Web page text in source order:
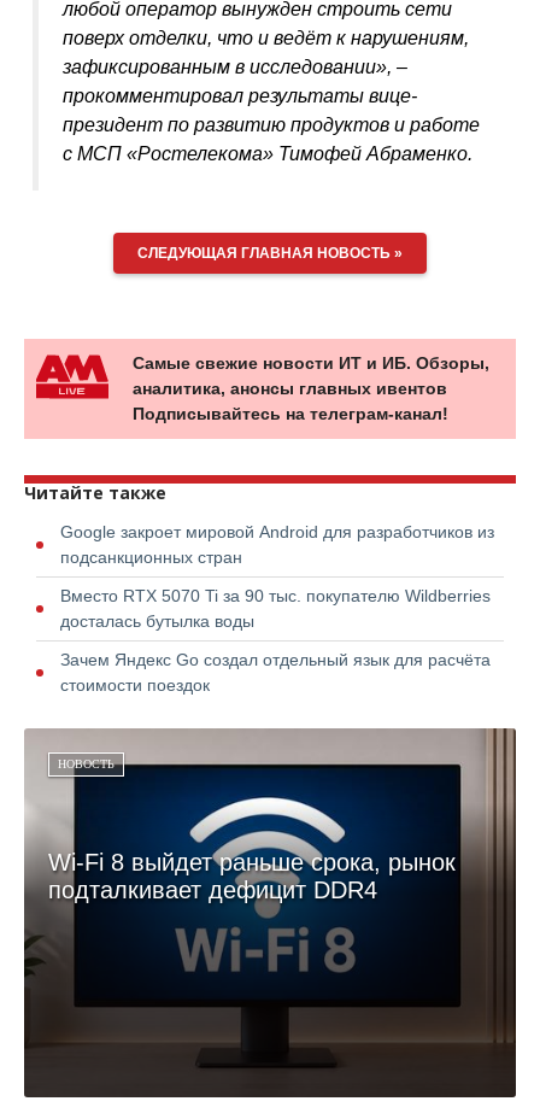
любой оператор вынужден строить сети
поверх отделки, что и ведёт к нарушениям,
зафиксированным в исследовании», –
прокомментировал результаты вице-
президент по развитию продуктов и работе
с МСП «Ростелекома» Тимофей Абраменко.
СЛЕДУЮЩАЯ ГЛАВНАЯ НОВОСТЬ »
Самые свежие новости ИТ и ИБ. Обзоры,
аналитика, анонсы главных ивентов
Подписывайтесь на телеграм-канал!
Читайте также
Google закроет мировой Android для разработчиков из
подсанкционных стран
Вместо RTX 5070 Ti за 90 тыс. покупателю Wildberries
досталась бутылка воды
Зачем Яндекс Go создал отдельный язык для расчёта
стоимости поездок
НОВОСТЬ
Wi‑Fi 8 выйдет раньше срока, рынок
подталкивает дефицит DDR4